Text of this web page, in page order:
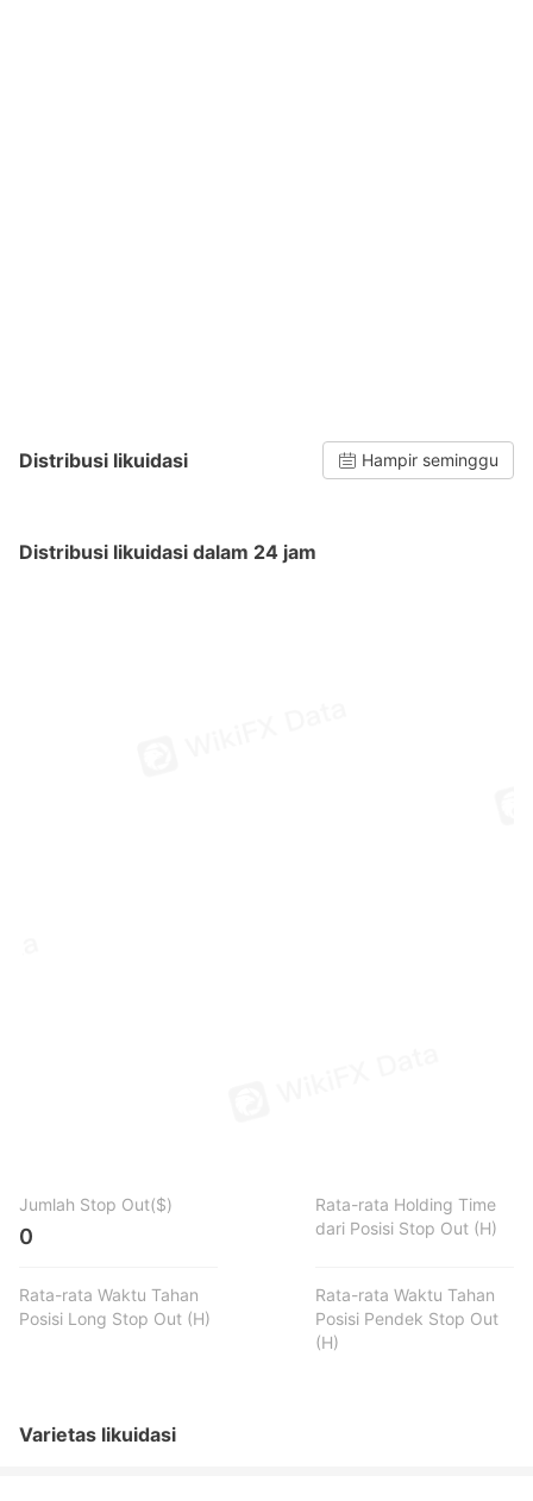
Distribusi likuidasi Hampir seminggu
Distribusi likuidasi dalam 24 jam
Jumlah Stop Out($)
0
Rata-rata Holding Time
dari Posisi Stop Out (H)
Rata-rata Waktu Tahan
Posisi Long Stop Out (H)
Rata-rata Waktu Tahan
Posisi Pendek Stop Out
(H)
Varietas likuidasi